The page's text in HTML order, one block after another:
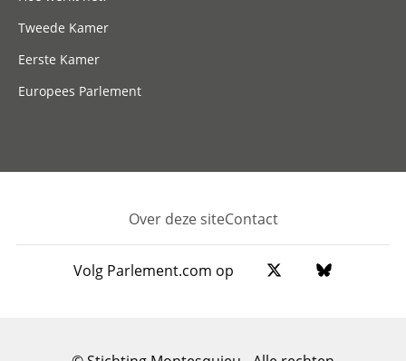
Tweede Kamer
Eerste Kamer
Europees Parlement
Footer
Over deze siteContact
Volg Parlement.com op